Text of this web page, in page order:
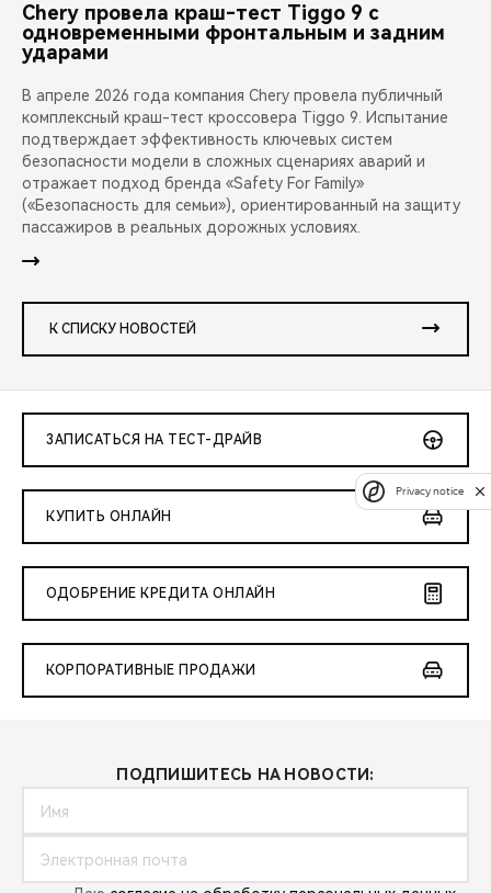
Chery провела краш-тест Tiggo 9 с
одновременными фронтальным и задним
ударами
В апреле 2026 года компания Chery провела публичный
комплексный краш-тест кроссовера Tiggo 9. Испытание
подтверждает эффективность ключевых систем
безопасности модели в сложных сценариях аварий и
отражает подход бренда «Safety For Family»
(«Безопасность для семьи»), ориентированный на защиту
пассажиров в реальных дорожных условиях.
К СПИСКУ НОВОСТЕЙ
ЗАПИСАТЬСЯ НА ТЕСТ-ДРАЙВ
КУПИТЬ ОНЛАЙН
ОДОБРЕНИЕ КРЕДИТА ОНЛАЙН
КОРПОРАТИВНЫЕ ПРОДАЖИ
ПОДПИШИТЕСЬ НА НОВОСТИ:
Privacy notice